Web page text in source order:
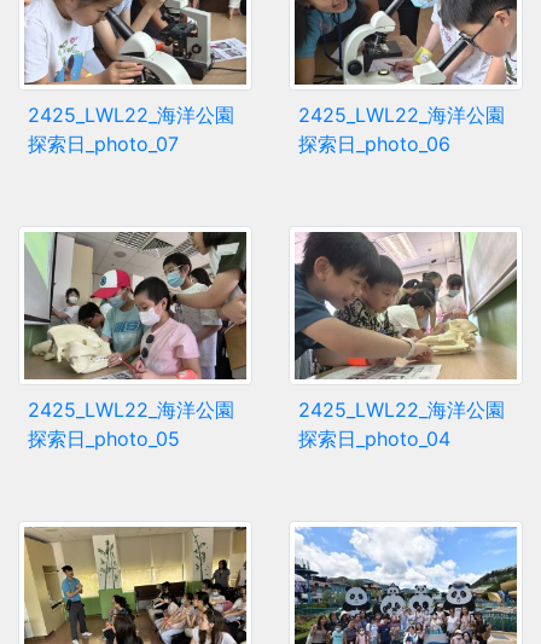
2425_LWL22_海洋公園
探索日_photo_07
2425_LWL22_海洋公園
探索日_photo_06
2425_LWL22_海洋公園
探索日_photo_05
2425_LWL22_海洋公園
探索日_photo_04